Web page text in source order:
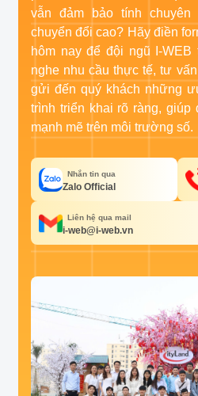
vẫn đảm bảo tính chuyên
chuyển đổi cao? Hãy điền
hôm nay để đội ngũ I-
nghe nhu cầu thực tế, tư
gửi đến quý khách những
trình triển khai rõ ràng, giúp
mạnh mẽ trên môi trường số.
Nhắn tin qua
Zalo Official
Liên hệ qua mail
i-web@i-web.vn